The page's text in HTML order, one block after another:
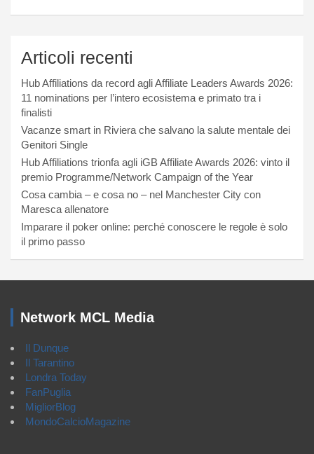
Articoli recenti
Hub Affiliations da record agli Affiliate Leaders Awards 2026:
11 nominations per l’intero ecosistema e primato tra i
finalisti
Vacanze smart in Riviera che salvano la salute mentale dei
Genitori Single
Hub Affiliations trionfa agli iGB Affiliate Awards 2026: vinto il
premio Programme/Network Campaign of the Year
Cosa cambia – e cosa no – nel Manchester City con
Maresca allenatore
Imparare il poker online: perché conoscere le regole è solo
il primo passo
Network MCL Media
Il Dunque
Il Tarantino
Londra Today
FanPuglia
MigliorBlog
MondoCalcioMagazine